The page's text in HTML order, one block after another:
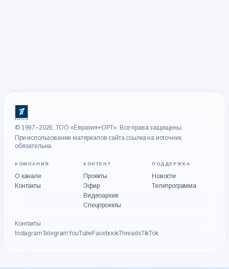
© 1997–2026, ТОО «Евразия+ОРТ». Все права защищены.
При использовании материалов сайта ссылка на источник
обязательна.
КОМПАНИЯ
О канале
Контакты
КОНТЕНТ
Проекты
Эфир
Видеоархив
Спецпроекты
ПОДДЕРЖКА
Новости
Телепрограмма
Контакты
InstagramTelegramYouTubeFacebookThreadsTikTok